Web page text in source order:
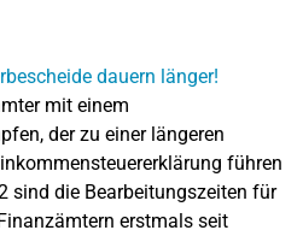
mit einem
der zu einer längeren
führen
sind die Bearbeitungszeiten für
erstmals seit